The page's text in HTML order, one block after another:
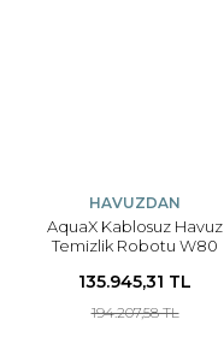
HAVUZDAN
AquaX Kablosuz Havuz
Temizlik Robotu W80
135.945,31 TL
194.207,58 TL